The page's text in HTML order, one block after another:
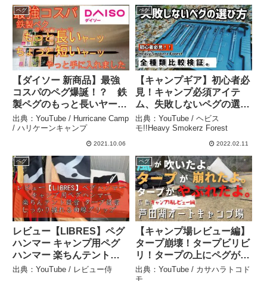
ペグ
【ダイソー 新商品】最強
コスパのペグ爆誕！？ 鉄
製ペグのもっと長いヤーツ
とちょっと短いヤーツ や
っと手に入れたのでレビュ
ーします【キャンプ道具】
ア】#106 – Hurricane
Camp / ハリケーンキャン
プ
出典：YouTube / Hurricane Camp
/ ハリケーンキャンプ
2021.10.06
ペグ
【キャンプギア】初心者必
見！キャンプ必須アイテ
ム、失敗しないペグの選び
方！人気のアイテム、全種
類比較検証！おすすめも紹
介！スノーピーク・i-
アーツ・ソリッドステーク
– ヘビスモ!!Heavy
Smokerz Forest
出典：YouTube / ヘビス
モ!!Heavy Smokerz Forest
2022.02.11
ペグ
レビュー【LIBRES】ペグ
ハンマー キャンプ用ペグ
ハンマー 楽ちんテント設
営 タープ設営 しっかり握
出典：YouTube / レビュー侍
ペグ
【キャンプ場レビュー編】
タープ崩壊！タープビリビ
リ！タープの上にペグが乗
っかる！それでもJojoは昼
寝をやめない。広島県世羅
出典：YouTube / カサハラトコド
モ